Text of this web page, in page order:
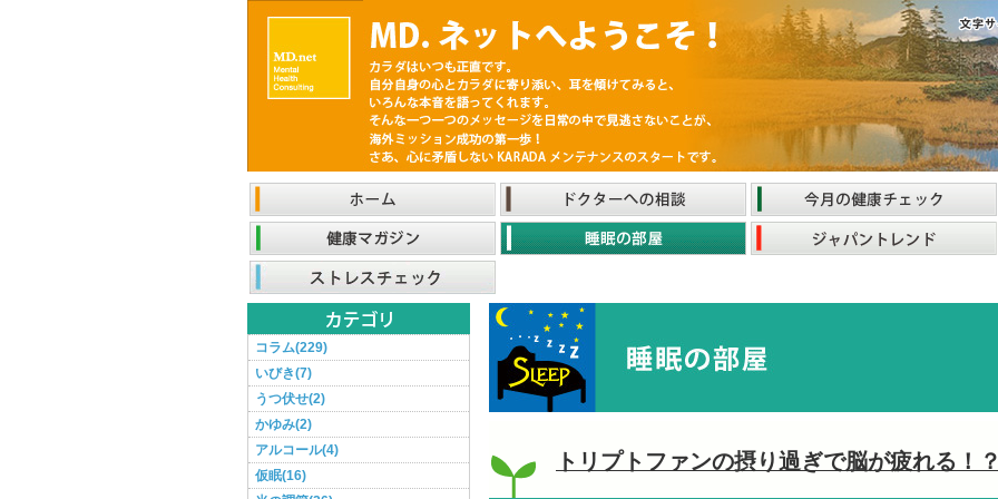
トリプトファンの摂り過ぎで脳が疲れる！
コラム(229)
いびき(7)
うつ伏せ(2)
かゆみ(2)
アルコール(4)
仮眠(16)